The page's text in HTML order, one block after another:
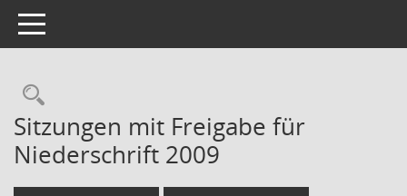
Toggle navigation
Rechercheauswahl
Sitzungen mit Freigabe für
Niederschrift 2009